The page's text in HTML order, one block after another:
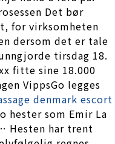
Det bør
for virksomheten
dersom det er tale
tirsdag 18.
fitte sine 18.000
VippsGo legges
denmark escort
hester som Emir La
Hesten har trent